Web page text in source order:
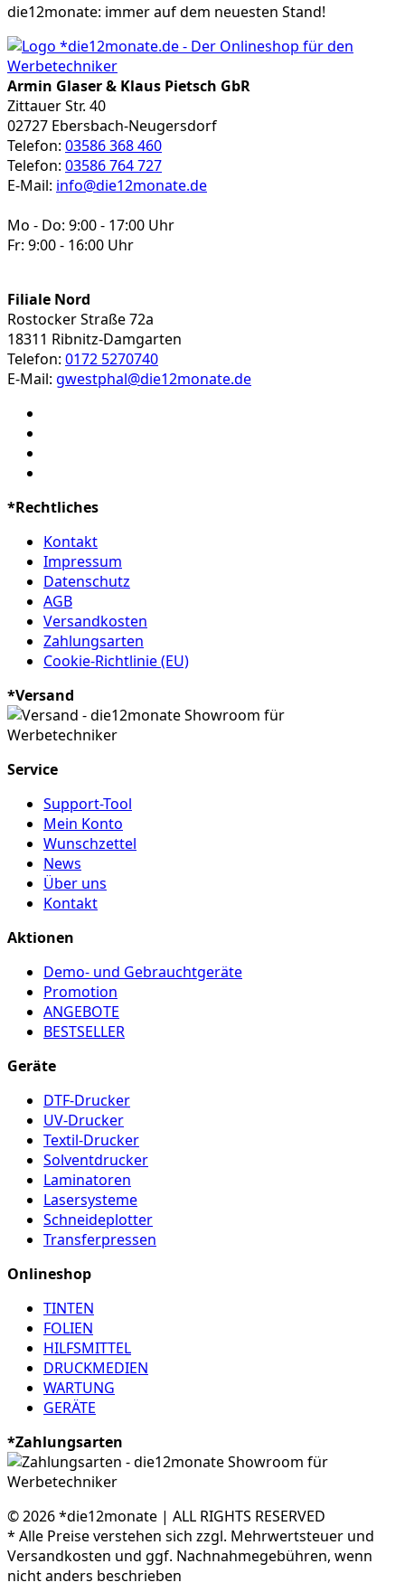
mehrere
Varianten
auf.
Die
können
Produktseite
gewählt
die12monate: immer auf dem neuesten Stand!
Armin Glaser & Klaus Pietsch GbR
Zittauer Str. 40
02727 Ebersbach-Neugersdorf
Telefon: 03586 368 460
Telefon: 03586 764 727
E-Mail: info@die12monate.de
Mo - Do: 9:00 - 17:00 Uhr
Fr: 9:00 - 16:00 Uhr
Filiale Nord
Rostocker Straße 72a
18311 Ribnitz-Damgarten
Telefon: 0172 5270740
E-Mail: gwestphal@die12monate.de
*Rechtliches
Kontakt
Impressum
Datenschutz
AGB
Versandkosten
Zahlungsarten
Cookie-Richtlinie (EU)
*Versand
Service
Support-Tool
Mein Konto
Wunschzettel
News
Über uns
Kontakt
Aktionen
Demo- und Gebrauchtgeräte
Promotion
ANGEBOTE
BESTSELLER
Geräte
DTF-Drucker
UV-Drucker
Textil-Drucker
Solventdrucker
Laminatoren
Lasersysteme
Schneideplotter
Transferpressen
Onlineshop
TINTEN
FOLIEN
HILFSMITTEL
DRUCKMEDIEN
WARTUNG
GERÄTE
*Zahlungsarten
© 2026 *die12monate | ALL RIGHTS RESERVED
* Alle Preise verstehen sich zzgl. Mehrwertsteuer und
Versandkosten und ggf. Nachnahmegebühren, wenn
nicht anders beschrieben